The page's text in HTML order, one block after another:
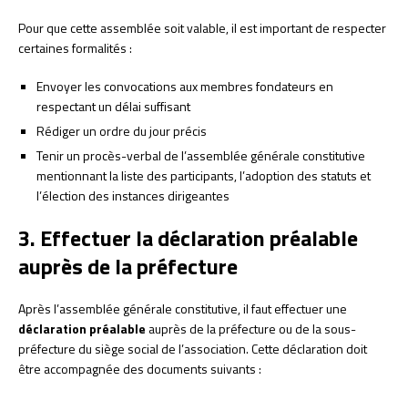
Pour que cette assemblée soit valable, il est important de respecter
certaines formalités :
Envoyer les convocations aux membres fondateurs en
respectant un délai suffisant
Rédiger un ordre du jour précis
Tenir un procès-verbal de l’assemblée générale constitutive
mentionnant la liste des participants, l’adoption des statuts et
l’élection des instances dirigeantes
3. Effectuer la déclaration préalable
auprès de la préfecture
Après l’assemblée générale constitutive, il faut effectuer une
déclaration préalable auprès de la préfecture ou de la sous-
préfecture du siège social de l’association. Cette déclaration doit
être accompagnée des documents suivants :